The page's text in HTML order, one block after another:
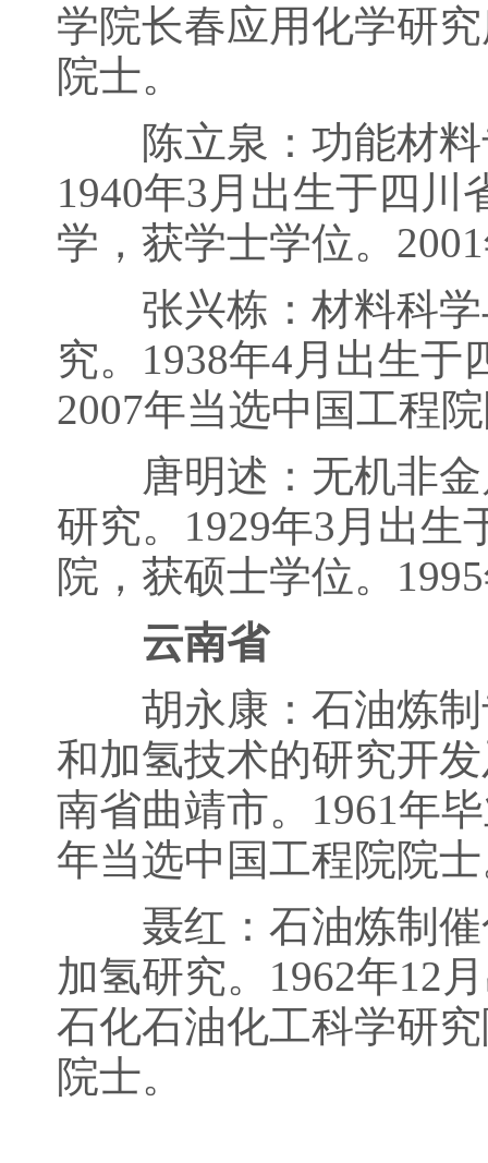
学院长春应用化学研
院士。
陈立泉：功能材料
1940年3月出生于四川
学，获学士学位。
张兴栋：材料科学
究。1938年4月出生于
2007年当选中国工程
唐明述：无机非金
研究。1929年3月出生
院，获硕士学位。
云南省
胡永康：石油炼制
和加氢技术的研究开
南省曲靖市。1961年
年当选中国工程院院
聂红：石油炼制催
加氢研究。1962年12
石化石油化工科学研
院士。